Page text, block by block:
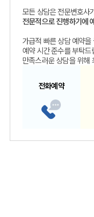
모든 상담은 전문변호사
전문적으로 진행하기에
가급적 빠른 상담 예약을
예약 시간 준수를 부탁드
만족스러운 상담을 위해
전화예약